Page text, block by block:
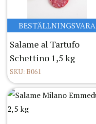
BESTÄLLNINGSVARA
Salame al Tartufo
Schettino 1,5 kg
SKU: B061